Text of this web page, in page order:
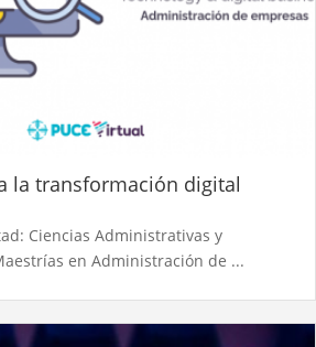
la transformación digital
Ciencias Administrativas y
en Administración de ...